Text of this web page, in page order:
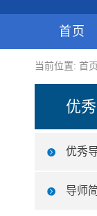
首页
当前位置: 首页
优
优秀
导师